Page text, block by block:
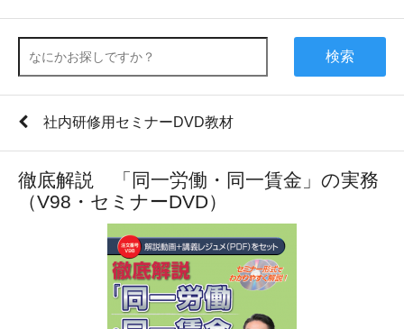
検索
社内研修用セミナーDVD教材
徹底解説 「同一労働・同一賃金」の実務
（V98・セミナーDVD）